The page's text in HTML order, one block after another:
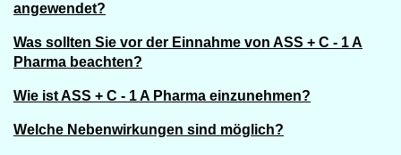
angewendet?
Was sollten Sie vor der Einnahme von ASS + C - 1 A
Pharma beachten?
Wie ist ASS + C - 1 A Pharma einzunehmen?
Welche Nebenwirkungen sind möglich?